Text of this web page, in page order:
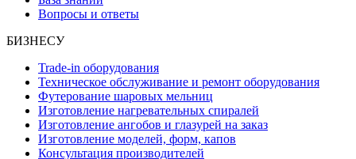
Вопросы и ответы
БИЗНЕСУ
Trade-in оборудования
Техническое обслуживание и ремонт оборудования
Футерование шаровых мельниц
Изготовление нагревательных спиралей
Изготовление ангобов и глазурей на заказ
Изготовление моделей, форм, капов
Консультация производителей